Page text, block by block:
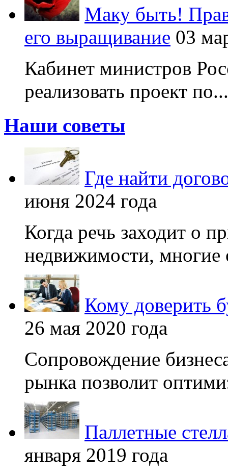
Маку быть!
его выращивание 03
Кабинет министров
реализовать проект по...
Наши советы
Где найти
июня 2024 года
Когда речь заходит о
недвижимости,
Кому доверить
26 мая 2020 года
Сопровождение
рынка позволит
Паллетные
января 2019 года